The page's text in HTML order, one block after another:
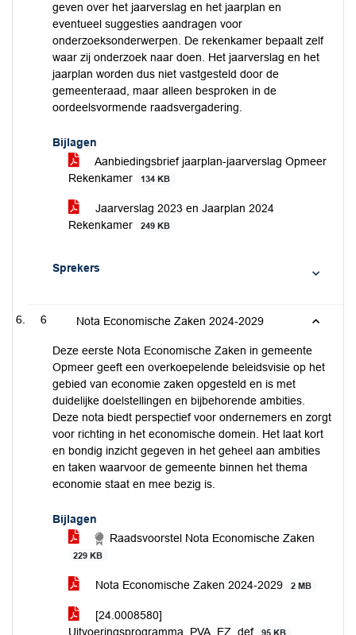
geven over het jaarverslag en het jaarplan en
eventueel suggesties aandragen voor
onderzoeksonderwerpen. De rekenkamer bepaalt zelf
waar zij onderzoek naar doen. Het jaarverslag en het
jaarplan worden dus niet vastgesteld door de
gemeenteraad, maar alleen besproken in de
oordeelsvormende raadsvergadering.
Bijlagen
Aanbiedingsbrief jaarplan-jaarverslag Opmeer
Rekenkamer
134 KB
Jaarverslag 2023 en Jaarplan 2024
Rekenkamer
249 KB
Sprekers
6 Nota Economische Zaken 2024-2029
Deze eerste Nota Economische Zaken in gemeente
Opmeer geeft een overkoepelende beleidsvisie op het
gebied van economie zaken opgesteld en is met
duidelijke doelstellingen en bijbehorende ambities.
Deze nota biedt perspectief voor ondernemers en zorgt
voor richting in het economische domein. Het laat kort
en bondig inzicht gegeven in het geheel aan ambities
en taken waarvoor de gemeente binnen het thema
economie staat en mee bezig is.
Bijlagen
Raadsvoorstel Nota Economische Zaken
229 KB
Nota Economische Zaken 2024-2029 2 MB
[24.0008580]
Uitvoeringsprogramma_PVA_EZ_def
95 KB